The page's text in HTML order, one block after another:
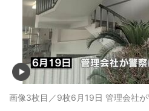
画像3枚目／9枚6月19日 管理会社